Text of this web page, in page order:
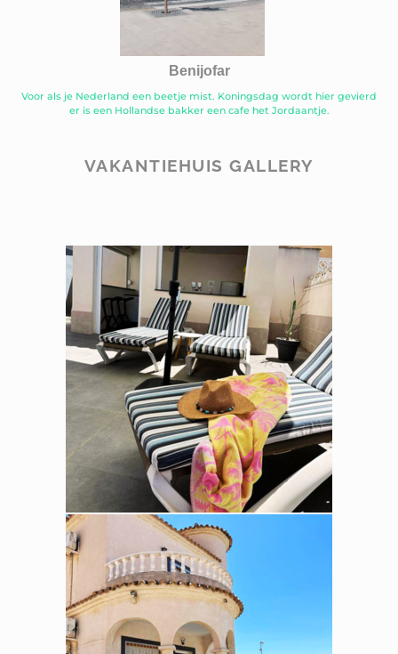
Benijofar
Voor als je Nederland een beetje mist. Koningsdag wordt hier gevierd
er is een Hollandse bakker een cafe het Jordaantje.
VAKANTIEHUIS GALLERY